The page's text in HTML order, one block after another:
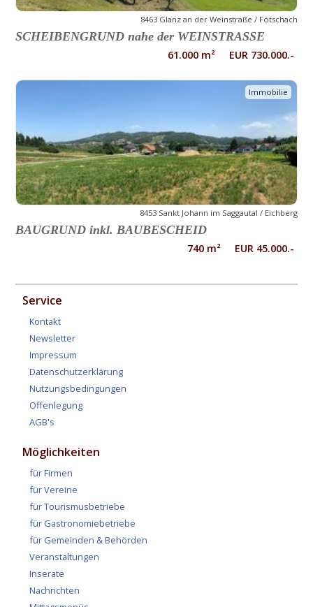
8463 Glanz an der Weinstraße / Fötschach
SCHEIBENGRUND nahe der WEINSTRASSE
61.000 m² EUR 730.000.-
Immobilie
8453 Sankt Johann im Saggautal / Eichberg
BAUGRUND inkl. BAUBESCHEID
740 m² EUR 45.000.-
Service
Kontakt
Newsletter
Impressum
Datenschutzerklärung
Nutzungsbedingungen
Offenlegung
AGB's
Möglichkeiten
für Firmen
für Vereine
für Tourismusbetriebe
für Gastronomiebetriebe
für Gemeinden & Behörden
Veranstaltungen
Inserate
Nachrichten